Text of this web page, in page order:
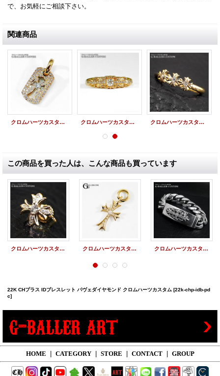
で、お気軽にご相談下さい。
関連商品
クロムハーツカスタム 22Kカットアウトクロスドッグタグ タイニー パヴェダイヤ クロムハーツカスタム 22K ベイビークラシック フローラルクロス リング パヴェダイヤ クロムハーツカスタム 22K バブルガムリング スリーCHプラス ダイヤ CHROME HEARTSカスタム
この商品を買った人は、こんな商品も買っています
クロムハーツカスタム 22K CHプラス ピアス パヴェダイヤ クロムハーツカスタム 22K タイニーCHクロス パヴェダイヤ クロムハーツカスタム フローラルクロスID ブレスレット サイドパヴェ
22K CHプラス IDブレスレット パヴェダイヤモンド クロムハーツカスタム [22k-chp-idb-pd
c]
HOME | CATEGORY | STORE | CONTACT | GROUP